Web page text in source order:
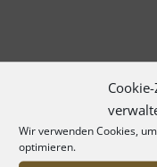
Wir verwenden Cookies,
optimieren.